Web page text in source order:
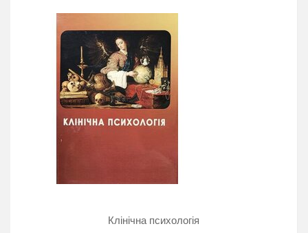
Клінічна психологія